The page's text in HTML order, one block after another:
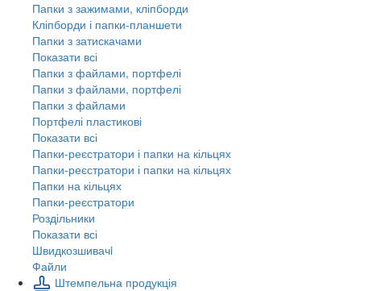
Папки з зажимами, кліпборди
Кліпборди і папки-планшети
Папки з затискачами
Показати всі
Папки з файлами, портфелі
Папки з файлами, портфелі
Папки з файлами
Портфелі пластикові
Показати всі
Папки-реєстратори і папки на кільцях
Папки-реєстратори і папки на кільцях
Папки на кільцях
Папки-реєстратори
Роздільники
Показати всі
Швидкозшивачi
Файли
Штемпельна продукція